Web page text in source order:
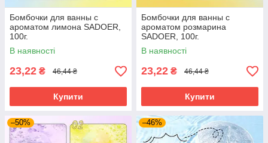
Бомбочки для ванны с
ароматом лимона SADOER,
100г.
В наявності
23,22 ₴ 46,44 ₴
Купити
Бомбочки для ванны с
ароматом розмарина
SADOER, 100г.
В наявності
23,22 ₴ 46,44 ₴
Купити
–50% –46%